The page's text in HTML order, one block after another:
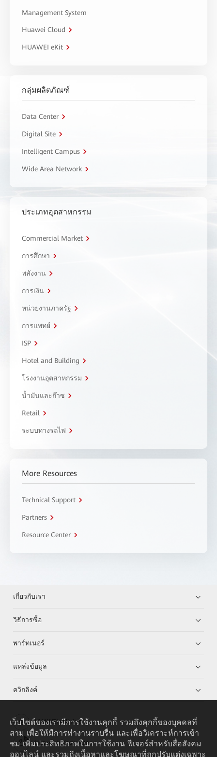
Management System
Huawei Cloud
HUAWEI eKit
กลุ่มผลิตภัณฑ์
Data Center
Digital Site
Intelligent Campus
Wide Area Network
ประเภทอุตสาหกรรม
Commercial Market
การศึกษา
พลังงาน
การเงิน
หน่วยงานภาครัฐ
การแพทย์
ISP
Hotel and Building
โรงงานอุตสาหกรรม
น้ำมันและก๊าซ
Retail
ระบบทางรถไฟ
More Resources
Technical Support
Partners
Resource Center
เกี่ยวกับเรา
วิธีการซื้อ
พาร์ทเนอร์
แหล่งข้อมูล
ควิกลิงค์
HUAWEI eKit App
Huawei HiKnow App
เว็บไซต์ของเรามีการใช้งานคุกกี้ รวมถึงคุกกี้ของบุคคลที่
สาม เพื่อให้มีการทำงานราบรื่น และเพื่อวิเคราะห์การเข้า
ชม เพิ่มประสิทธิภาพในการใช้งาน ฟีเจอร์สำหรับสื่อสังคม
ออนไลน์ และรวมถึงเนื้อหาและโฆษณาที่ถูกปรับแต่งเฉพาะ